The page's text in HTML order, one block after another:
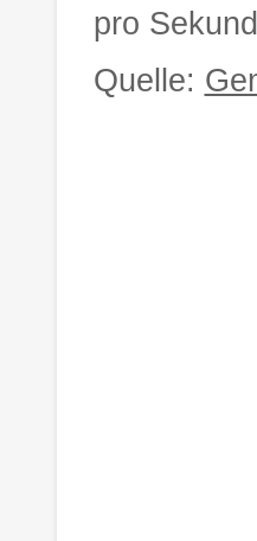
pro
Quelle: